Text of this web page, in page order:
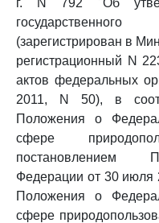
г. N 792 "Об
(зарегистрирован в
регистрационный N
актов федеральных
2011, N 50), в
Положения о
сфере
постановлением
Федерации от 30 июля
Положения о
сфере